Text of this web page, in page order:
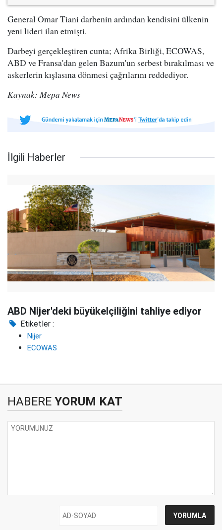
General Omar Tiani darbenin ardından kendisini ülkenin
yeni lideri ilan etmişti.
Darbeyi gerçekleştiren cunta; Afrika Birliği, ECOWAS,
ABD ve Fransa'dan gelen Bazum'un serbest bırakılması ve
askerlerin kışlasına dönmesi çağrılarını reddediyor.
Kaynak: Mepa News
İlgili Haberler
ABD Nijer'deki büyükelçiliğini tahliye ediyor
Etiketler :
Nijer
ECOWAS
HABERE YORUM KAT